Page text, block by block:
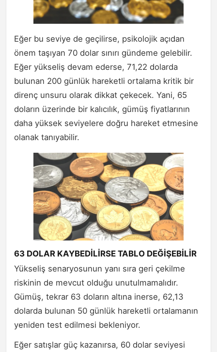
Eğer bu seviye de geçilirse, psikolojik açıdan
önem taşıyan 70 dolar sınırı gündeme gelebilir.
Eğer yükseliş devam ederse, 71,22 dolarda
bulunan 200 günlük hareketli ortalama kritik bir
direnç unsuru olarak dikkat çekecek. Yani, 65
doların üzerinde bir kalıcılık, gümüş fiyatlarının
daha yüksek seviyelere doğru hareket etmesine
olanak tanıyabilir.
63 DOLAR KAYBEDİLİRSE TABLO DEĞİŞEBİLİR
Yükseliş senaryosunun yanı sıra geri çekilme
riskinin de mevcut olduğu unutulmamalıdır.
Gümüş, tekrar 63 doların altına inerse, 62,13
dolarda bulunan 50 günlük hareketli ortalamanın
yeniden test edilmesi bekleniyor.
Eğer satışlar güç kazanırsa, 60 dolar seviyesi